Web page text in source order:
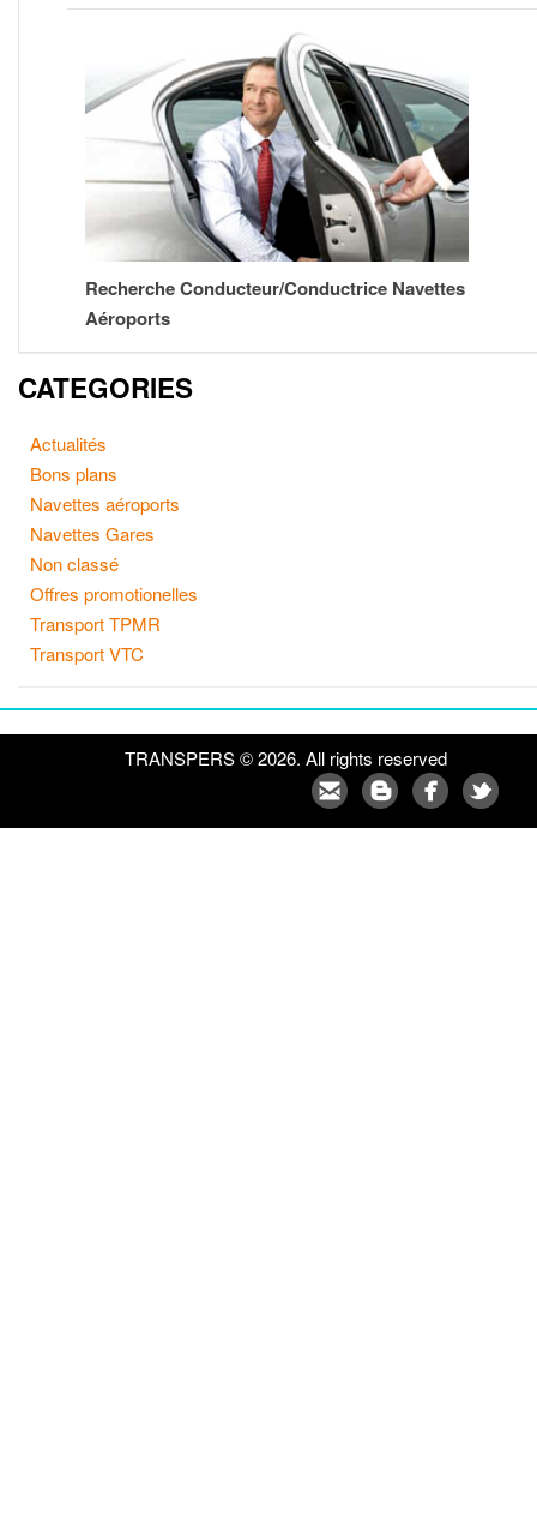
Recherche Conducteur/Conductrice Navettes
Aéroports
CATEGORIES
Actualités
Bons plans
Navettes aéroports
Navettes Gares
Non classé
Offres promotionelles
Transport TPMR
Transport VTC
TRANSPERS © 2026. All rights reserved